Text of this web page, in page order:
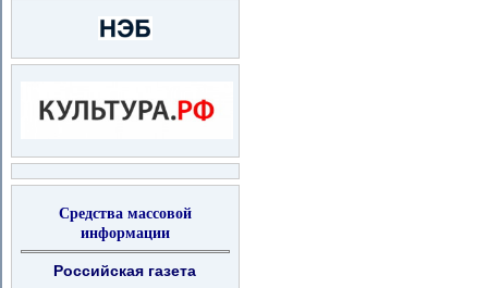
Средства массовой
информации
Российская газета